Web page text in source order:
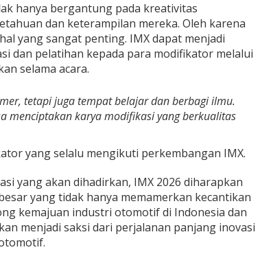
hanya bergantung pada kreativitas
dan keterampilan mereka. Oleh karena
yang sangat penting. IMX dapat menjadi
dan pelatihan kepada para modifikator melalui
selama acara.
tetapi juga tempat belajar dan berbagi ilmu.
menciptakan karya modifikasi yang berkualitas
yang selalu mengikuti perkembangan IMX.
yang akan dihadirkan, IMX 2026 diharapkan
yang tidak hanya memamerkan kecantikan
kemajuan industri otomotif di Indonesia dan
menjadi saksi dari perjalanan panjang inovasi